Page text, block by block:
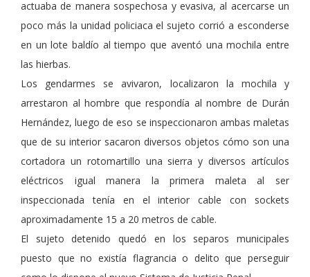
actuaba de manera sospechosa y evasiva, al acercarse un
poco más la unidad policiaca el sujeto corrió a esconderse
en un lote baldío al tiempo que aventó una mochila entre
las hierbas.
Los gendarmes se avivaron, localizaron la mochila y
arrestaron al hombre que respondía al nombre de Durán
Hernández, luego de eso se inspeccionaron ambas maletas
que de su interior sacaron diversos objetos cómo son una
cortadora un rotomartillo una sierra y diversos artículos
eléctricos igual manera la primera maleta al ser
inspeccionada tenía en el interior cable con sockets
aproximadamente 15 a 20 metros de cable.
El sujeto detenido quedó en los separos municipales
puesto que no existía flagrancia o delito que perseguir